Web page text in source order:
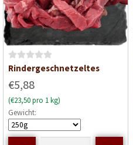
B
w
e
r
Rindergeschnetzeltes
€5,88
(€23,50 pro 1 kg)
Gewicht: